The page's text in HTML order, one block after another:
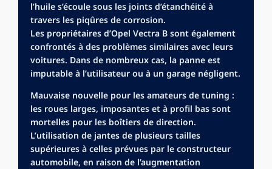
l’huile s’écoule sous les joints d’étanchéité à
travers les piqûres de corrosion.
Les propriétaires d’Opel Vectra B sont également
confrontés à des problèmes similaires avec leurs
voitures. Dans de nombreux cas, la panne est
imputable à l’utilisateur ou à un garage négligent.
Mauvaise nouvelle pour les amateurs de tuning :
les roues larges, imposantes et à profil bas sont
mortelles pour les boîtiers de direction.
L’utilisation de jantes de plusieurs tailles
supérieures à celles prévues par le constructeur
automobile, en raison de l’augmentation